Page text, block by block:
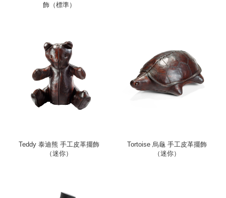
飾（標準）
Teddy 泰迪熊 手工皮革擺飾
（迷你）
Tortoise 烏龜 手工皮革擺飾
（迷你）